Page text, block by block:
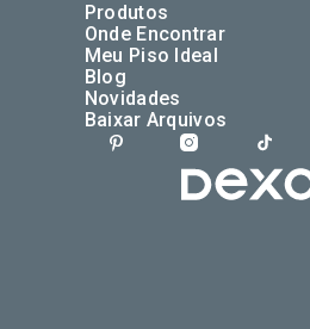
Produtos
Onde Encontrar
Meu Piso Ideal
Blog
Novidades
Baixar Arquivos